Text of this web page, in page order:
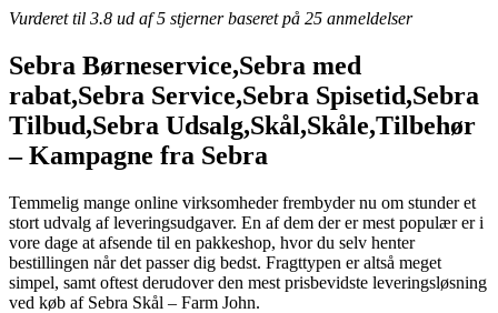
Vurderet til 3.8 ud af 5 stjerner baseret på 25 anmeldelser
Sebra Børneservice,Sebra med
rabat,Sebra Service,Sebra Spisetid,Sebra
Tilbud,Sebra Udsalg,Skål,Skåle,Tilbehør
– Kampagne fra Sebra
Temmelig mange online virksomheder frembyder nu om stunder et
stort udvalg af leveringsudgaver. En af dem der er mest populær er i
vore dage at afsende til en pakkeshop, hvor du selv henter
bestillingen når det passer dig bedst. Fragttypen er altså meget
simpel, samt oftest derudover den mest prisbevidste leveringsløsning
ved køb af Sebra Skål – Farm John.